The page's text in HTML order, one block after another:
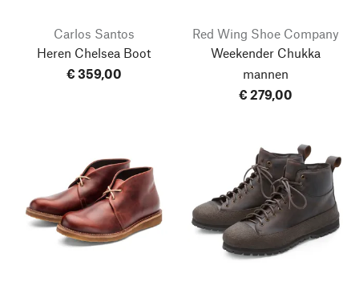
Carlos Santos
Heren Chelsea Boot
€ 359,00
Red Wing Shoe Company
Weekender Chukka
mannen
€ 279,00